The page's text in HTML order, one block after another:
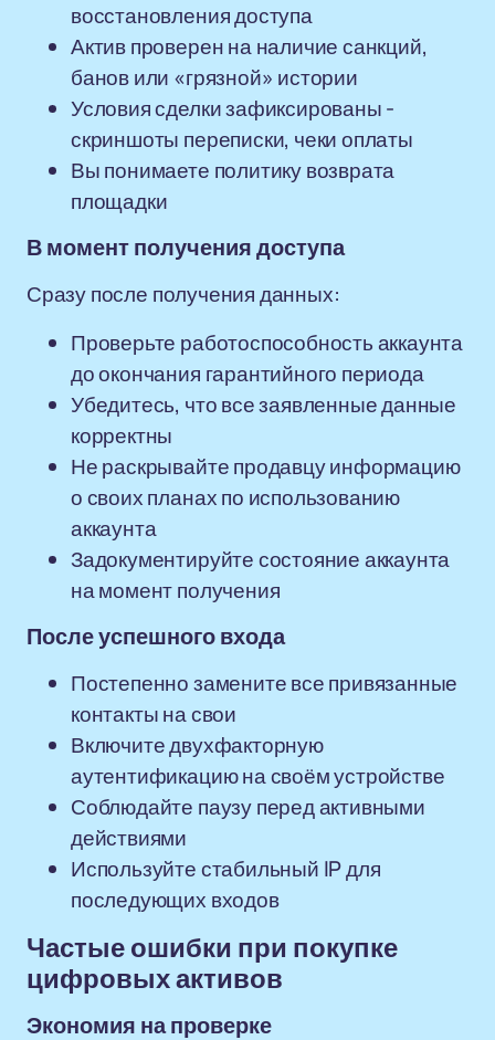
восстановления доступа
Актив проверен на наличие санкций,
банов или «грязной» истории
Условия сделки зафиксированы -
скриншоты переписки, чеки оплаты
Вы понимаете политику возврата
площадки
В момент получения доступа
Сразу после получения данных:
Проверьте работоспособность аккаунта
до окончания гарантийного периода
Убедитесь, что все заявленные данные
корректны
Не раскрывайте продавцу информацию
о своих планах по использованию
аккаунта
Задокументируйте состояние аккаунта
на момент получения
После успешного входа
Постепенно замените все привязанные
контакты на свои
Включите двухфакторную
аутентификацию на своём устройстве
Соблюдайте паузу перед активными
действиями
Используйте стабильный IP для
последующих входов
Частые ошибки при покупке
цифровых активов
Экономия на проверке